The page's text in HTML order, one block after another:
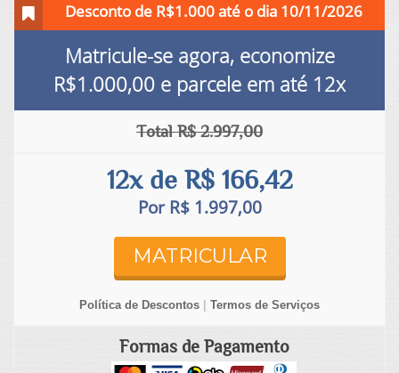
Desconto de R$1.000 até o dia 10/11/2026
Matricule-se agora, economize
R$1.000,00 e parcele em até 12x
Total R$ 2.997,00
12x de R$ 166,42
Por R$ 1.997,00
MATRICULAR
Política de Descontos Termos de Serviços
Formas de Pagamento